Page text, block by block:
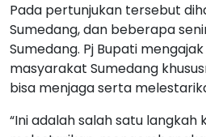
Pada pertunjukan tersebut
Sumedang, dan beberapa
Sumedang. Pj Bupati
masyarakat Sumedang
bisa menjaga serta
“Ini adalah salah satu langkah